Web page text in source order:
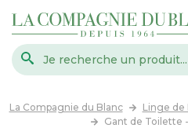
La Compagnie du Blanc Linge de
Gant de Toilette